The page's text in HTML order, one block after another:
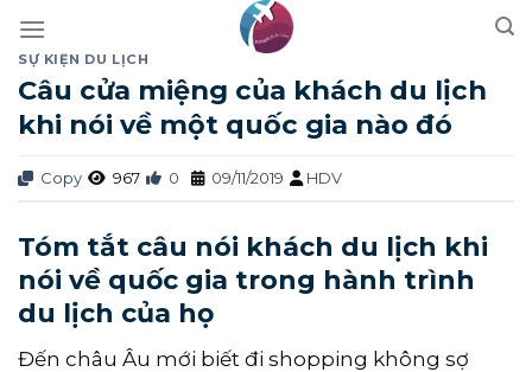
content
SỰ KIỆN DU LỊCH
Câu cửa miệng của khách du lịch
khi nói về một quốc gia nào đó
Copy 967 0 09/11/2019 HDV
Tóm tắt câu nói khách du lịch khi
nói về quốc gia trong hành trình
du lịch của họ
Đến châu Âu mới biết đi shopping không sợ